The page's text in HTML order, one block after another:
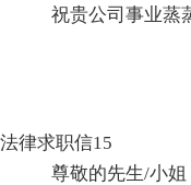
祝贵公司事业蒸
法律求职信15
尊敬的先生/小姐